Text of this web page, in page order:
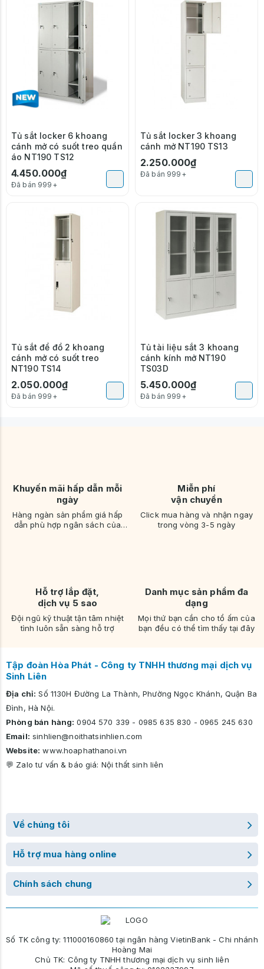
Tủ sắt locker 6 khoang
cánh mở có suốt treo quần
áo NT190 TS12
4.450.000₫
Đã bán 999+
Tủ sắt locker 3 khoang
cánh mở NT190 TS13
2.250.000₫
Đã bán 999+
Tủ sắt để đồ 2 khoang
cánh mở có suốt treo
NT190 TS14
2.050.000₫
Đã bán 999+
Tủ tài liệu sắt 3 khoang
cánh kính mở NT190
TS03D
5.450.000₫
Đã bán 999+
Khuyến mãi hấp dẫn mỗi
ngày
Hàng ngàn sản phẩm giá hấp
dẫn phù hợp ngân sách của
Miễn phí
vận chuyển
Click mua hàng và nhận ngay
trong vòng 3-5 ngày
Hỗ trợ lắp đặt,
dịch vụ 5 sao
Đội ngũ kỹ thuật tận tâm nhiệt
tình luôn sẵn sàng hỗ trợ
Danh mục sản phẩm đa
dạng
Mọi thứ bạn cần cho tổ ấm của
bạn đều có thể tìm thấy tại đây
Tập đoàn Hòa Phát - Công ty TNHH thương mại dịch vụ
Sinh Liên
Địa chỉ: Số 1130H Đường La Thành, Phường Ngọc Khánh, Quận Ba
Đình, Hà Nội.
Phòng bán hàng: 0904 570 339 - 0985 635 830 - 0965 245 630
Email: sinhlien@noithatsinhlien.com
Website: www.hoaphathanoi.vn
💬 Zalo tư vấn & báo giá: Nội thất sinh liên
Về chúng tôi
Hỗ trợ mua hàng online
Chính sách chung
Số TK công ty: 111000160860 tại ngân hàng VietinBank - Chi nhánh
Hoàng Mai
Chủ TK: Công ty TNHH thương mại dịch vụ sinh liên